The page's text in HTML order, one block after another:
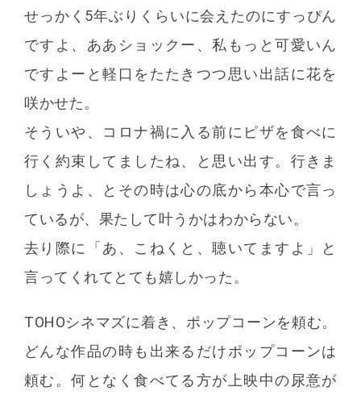
せっかく5年ぶりくらいに会えたのにすっぴん
ですよ、ああショックー、私もっと可愛いん
ですよーと軽口をたたきつつ思い出話に花を
咲かせた。
そういや、コロナ禍に入る前にピザを食べに
行く約束してましたね、と思い出す。行きま
しょうよ、とその時は心の底から本心で言っ
ているが、果たして叶うかはわからない。
去り際に「あ、こねくと、聴いてますよ」と
言ってくれてとても嬉しかった。
TOHOシネマズに着き、ポップコーンを頼む。
どんな作品の時も出来るだけポップコーンは
頼む。何となく食べてる方が上映中の尿意が